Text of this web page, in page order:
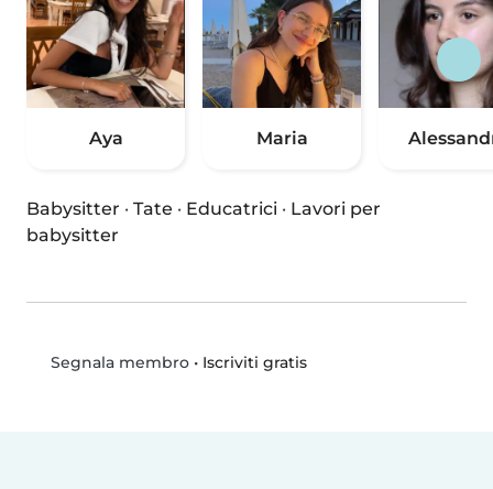
Aya Maria
Babysitter · Tate · Educatrici · Lavori per
babysitter
Segnala membro• Iscriviti gratis